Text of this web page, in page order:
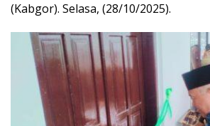
(Kabgor). Selasa, (28/10/2025).